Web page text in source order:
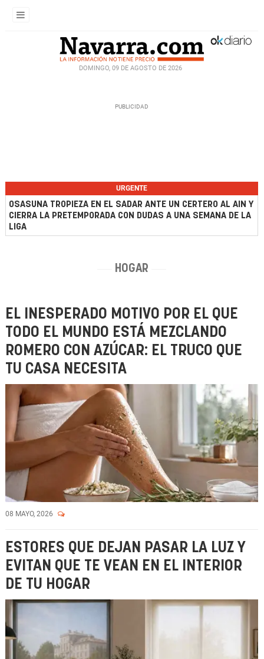
DOMINGO, 09 DE AGOSTO DE 2026
URGENTE
OSASUNA TROPIEZA EN EL SADAR ANTE UN CERTERO AL AIN Y
CIERRA LA PRETEMPORADA CON DUDAS A UNA SEMANA DE LA
LIGA
HOGAR
EL INESPERADO MOTIVO POR EL QUE
TODO EL MUNDO ESTÁ MEZCLANDO
ROMERO CON AZÚCAR: EL TRUCO QUE
TU CASA NECESITA
08 MAYO, 2026
ESTORES QUE DEJAN PASAR LA LUZ Y
EVITAN QUE TE VEAN EN EL INTERIOR
DE TU HOGAR